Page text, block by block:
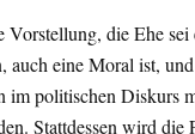
Vorstellung, die Ehe
eine Moral ist,
im politischen Diskurs
Stattdessen wird